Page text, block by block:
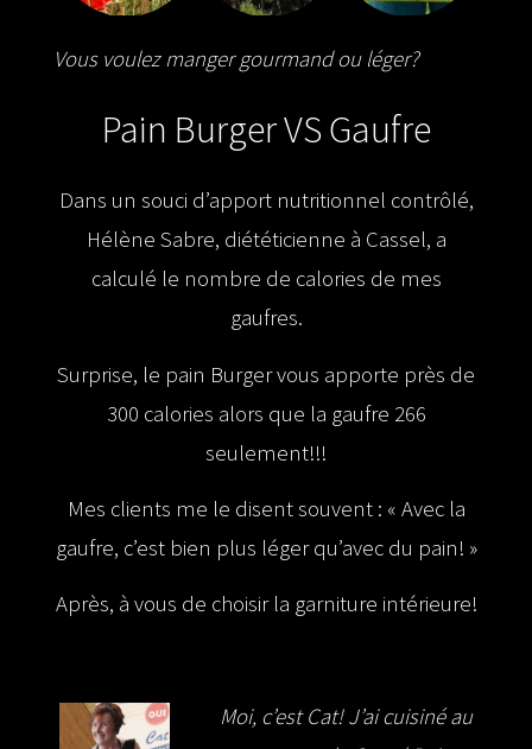
Vous voulez manger gourmand ou léger?
Pain Burger VS Gaufre
Dans un souci d’apport nutritionnel contrôlé,
Hélène Sabre, diététicienne à Cassel, a
calculé le nombre de calories de mes
gaufres.
Surprise, le pain Burger vous apporte près de
300 calories alors que la gaufre 266
seulement!!!
Mes clients me le disent souvent : « Avec la
gaufre, c’est bien plus léger qu’avec du pain! »
Après, à vous de choisir la garniture intérieure!
Moi, c’est Cat! J’ai cuisiné au